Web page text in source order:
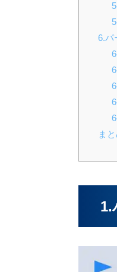
6.パ
ま
1.